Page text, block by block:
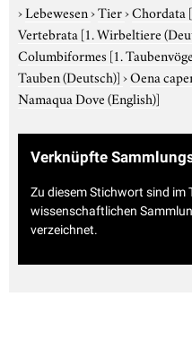
›Lebewesen›Tier›Chordata
Vertebrata [1. Wirbeltiere
Columbiformes [1.
Tauben (Deutsch)]›Oena
Namaqua Dove (English)]
Verknüpfte
Zu diesem Stichwort sind im
wissenschaftlichen
verzeichnet.